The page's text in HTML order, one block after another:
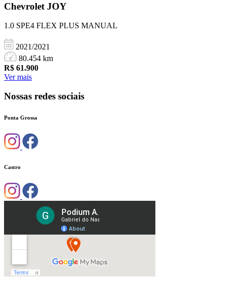
Chevrolet JOY
1.0 SPE4 FLEX PLUS MANUAL
2021/2021
80.454 km
R$ 61.900
Ver mais
Nossas redes sociais
Ponta Grossa
Castro